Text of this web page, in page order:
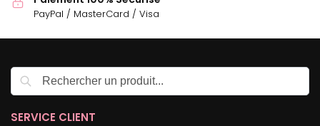
PayPal / MasterCard / Visa
SERVICE CLIENT